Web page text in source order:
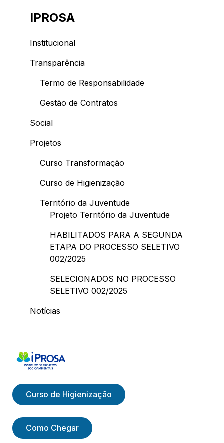
IPROSA
Institucional
Transparência
Termo de Responsabilidade
Gestão de Contratos
Social
Projetos
Curso Transformação
Curso de Higienização
Território da Juventude
Projeto Território da Juventude
HABILITADOS PARA A SEGUNDA
ETAPA DO PROCESSO SELETIVO
002/2025
SELECIONADOS NO PROCESSO
SELETIVO 002/2025
Notícias
Curso de Higienização
Como Chegar